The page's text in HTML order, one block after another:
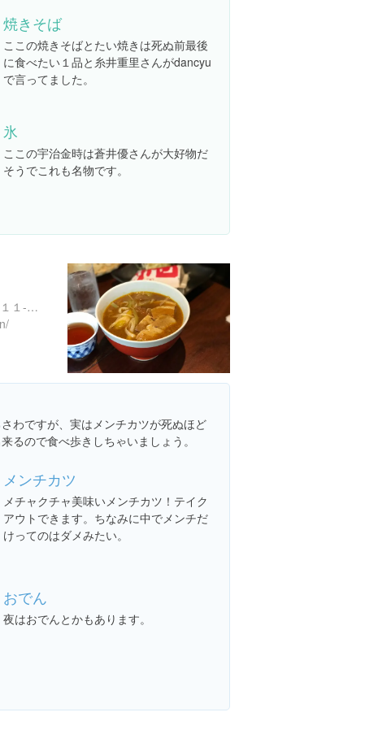
焼きそば
ここの焼きそばとたい焼きは死ぬ前最後
に食べたい１品と糸井重里さんがdancyu
で言ってました。
氷
ここの宇治金時は蒼井優さんが大好物だ
そうでこれも名物です。
東京都港区六本木６丁目１１-１６
わですが、実はメンチカツが死ぬほど
るので食べ歩きしちゃいましょう。
メンチカツ
メチャクチャ美味いメンチカツ！テイク
アウトできます。ちなみに中でメンチだ
けってのはダメみたい。
おでん
夜はおでんとかもあります。